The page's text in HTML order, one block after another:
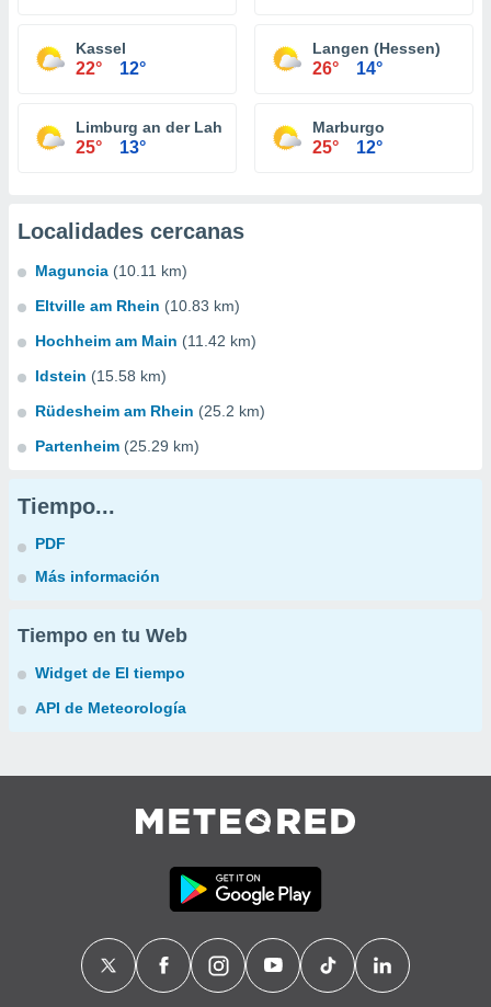
Kassel
22° 12°
Langen (Hessen)
26° 14°
Limburg an der Lahn
25° 13°
Marburgo
25° 12°
Localidades cercanas
Maguncia (10.11 km)
Eltville am Rhein (10.83 km)
Hochheim am Main (11.42 km)
Idstein (15.58 km)
Rüdesheim am Rhein (25.2 km)
Partenheim (25.29 km)
Tiempo...
PDF
Más información
Tiempo en tu Web
Widget de El tiempo
API de Meteorología